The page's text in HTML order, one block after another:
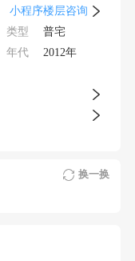
小程序楼层咨询
类型 普宅
年代 2012年
换一换